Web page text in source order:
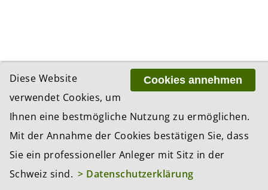
Cookies annehmen
Diese Website
verwendet Cookies, um
Ihnen eine bestmögliche Nutzung zu ermöglichen.
Mit der Annahme der Cookies bestätigen Sie, dass
Sie ein professioneller Anleger mit Sitz in der
Schweiz sind. > Datenschutzerklärung